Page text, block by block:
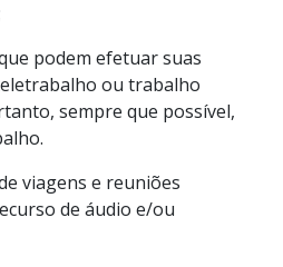
podem efetuar suas
ou trabalho
sempre que possível,
viagens e reuniões
de áudio e/ou